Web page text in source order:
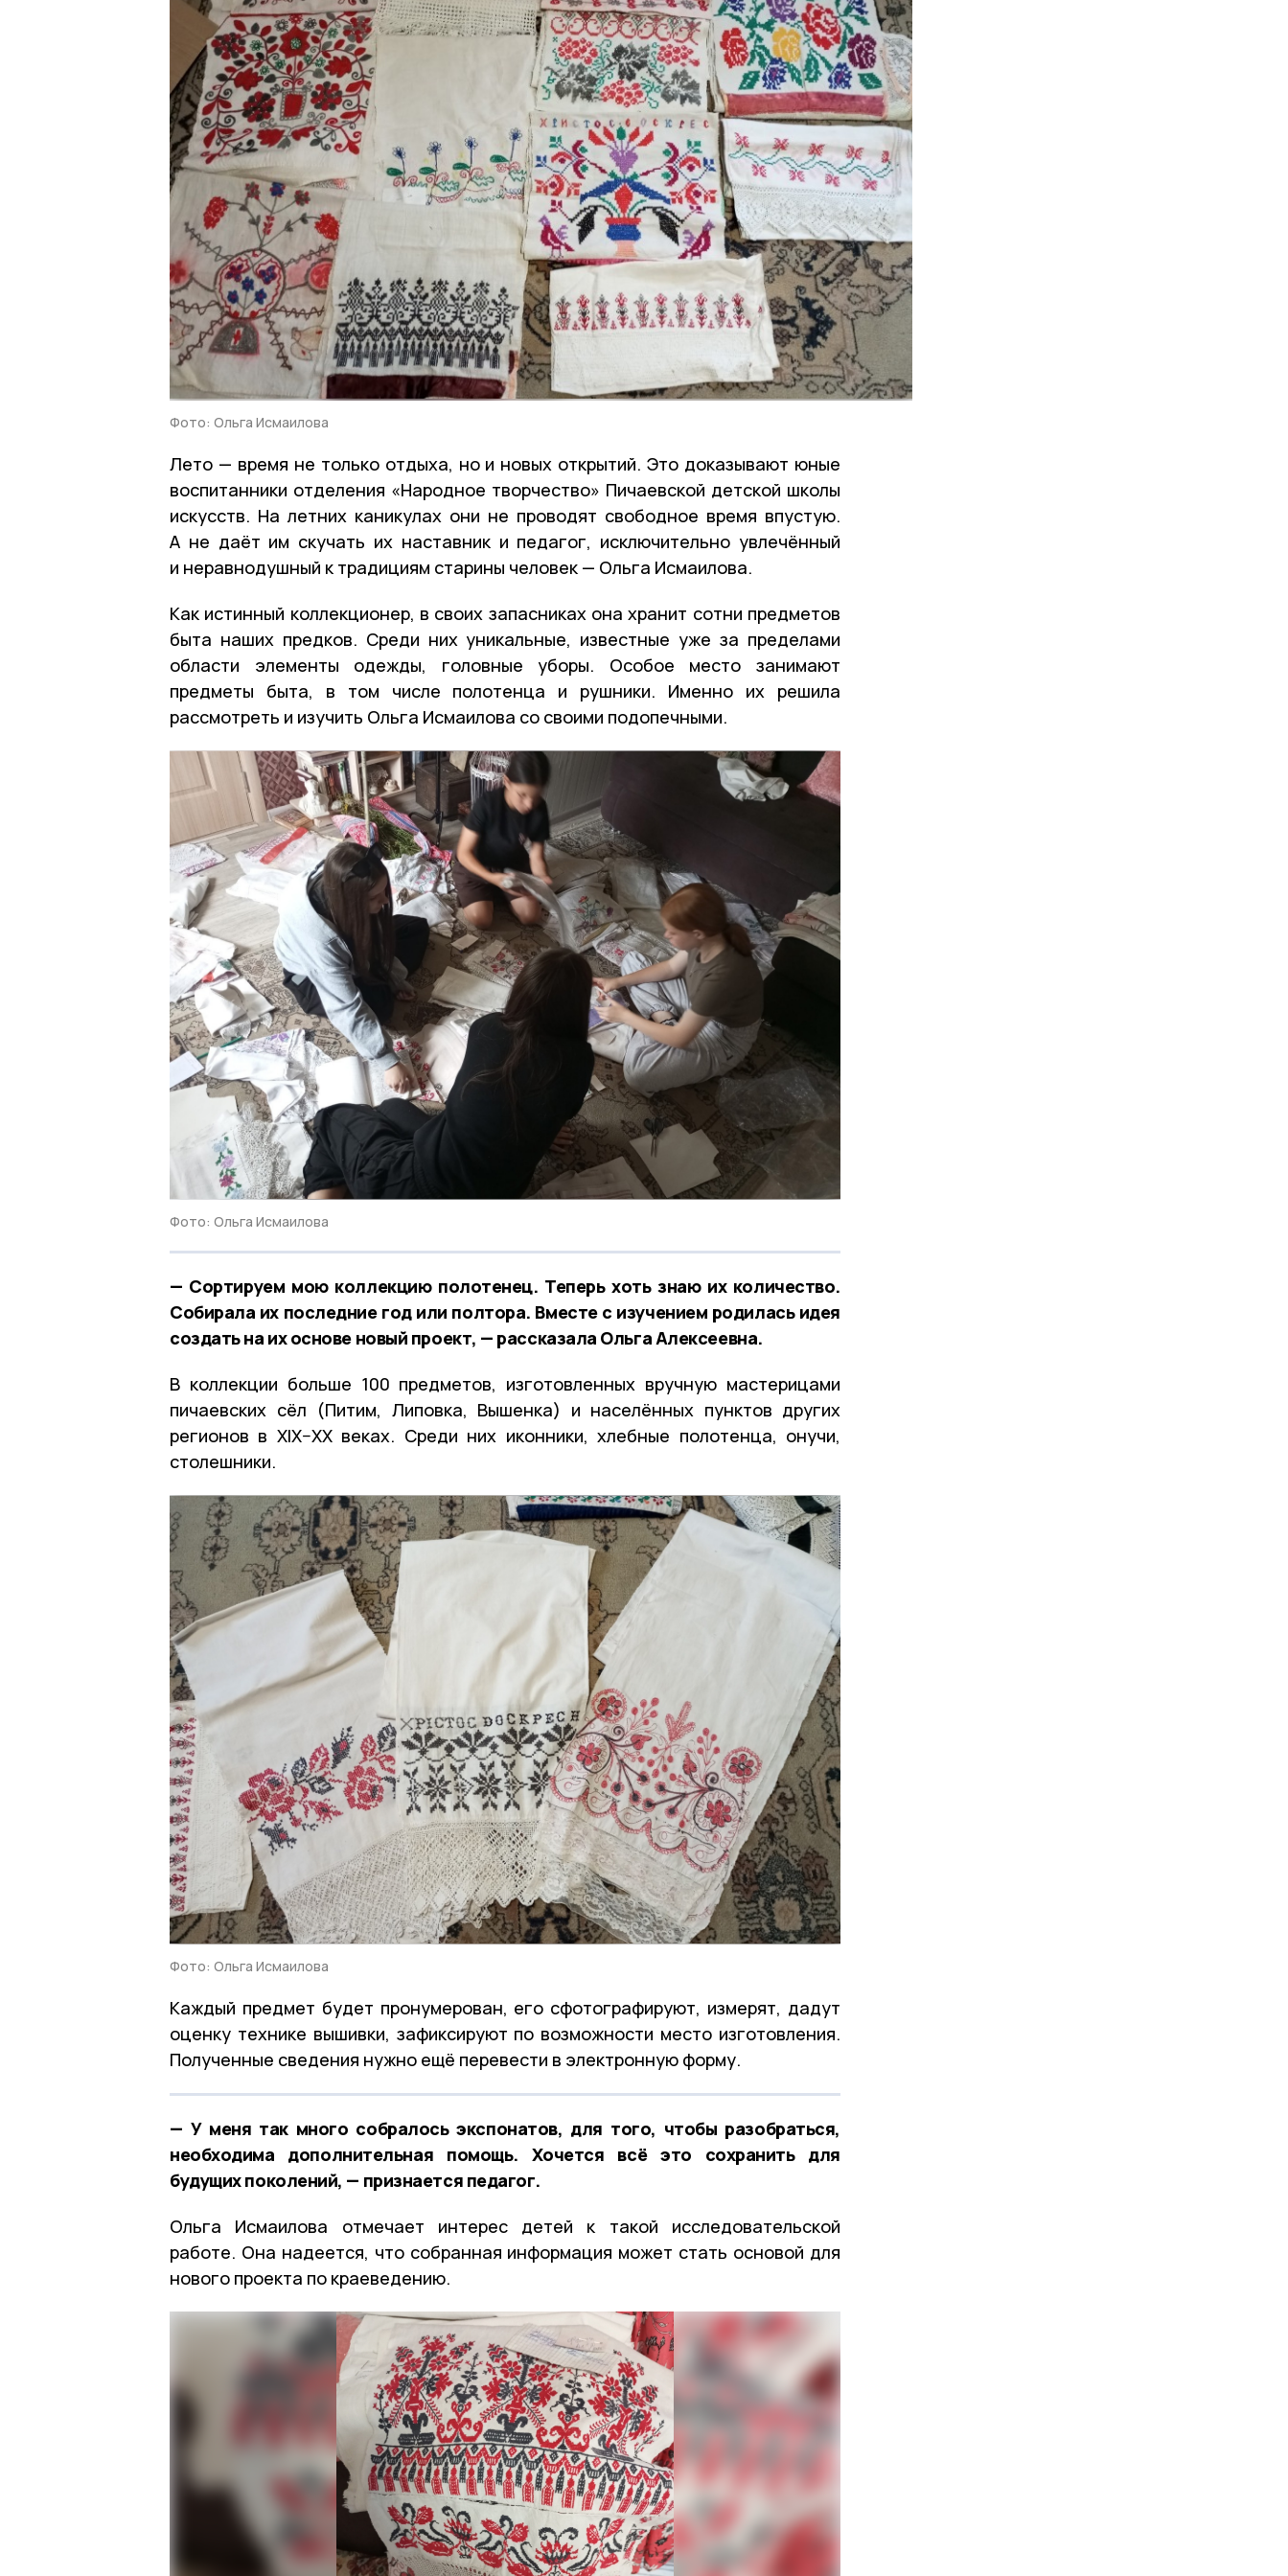
Фото: Ольга Исмаилова
Лето — время не только отдыха, но и новых открытий. Это доказывают юные
воспитанники отделения «Народное творчество» Пичаевской детской школы
искусств. На летних каникулах они не проводят свободное время впустую.
А не даёт им скучать их наставник и педагог, исключительно увлечённый
и неравнодушный к традициям старины человек — Ольга Исмаилова.
Как истинный коллекционер, в своих запасниках она хранит сотни предметов
быта наших предков. Среди них уникальные, известные уже за пределами
области элементы одежды, головные уборы. Особое место занимают
предметы быта, в том числе полотенца и рушники. Именно их решила
рассмотреть и изучить Ольга Исмаилова со своими подопечными.
Фото: Ольга Исмаилова
— Сортируем мою коллекцию полотенец. Теперь хоть знаю их количество.
Собирала их последние год или полтора. Вместе с изучением родилась идея
создать на их основе новый проект, — рассказала Ольга Алексеевна.
В коллекции больше 100 предметов, изготовленных вручную мастерицами
пичаевских сёл (Питим, Липовка, Вышенка) и населённых пунктов других
регионов в XIX–XX веках. Среди них иконники, хлебные полотенца, онучи,
столешники.
Фото: Ольга Исмаилова
Каждый предмет будет пронумерован, его сфотографируют, измерят, дадут
оценку технике вышивки, зафиксируют по возможности место изготовления.
Полученные сведения нужно ещё перевести в электронную форму.
— У меня так много собралось экспонатов, для того, чтобы разобраться,
необходима дополнительная помощь. Хочется всё это сохранить для
будущих поколений, — признается педагог.
Ольга Исмаилова отмечает интерес детей к такой исследовательской
работе. Она надеется, что собранная информация может стать основой для
нового проекта по краеведению.